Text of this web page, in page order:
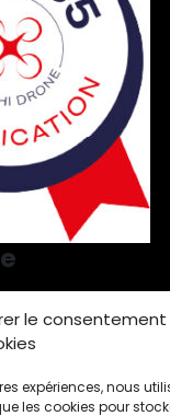
le consentement
expériences, nous
les cookies pour
LinkedIn
suivre sur Facebook